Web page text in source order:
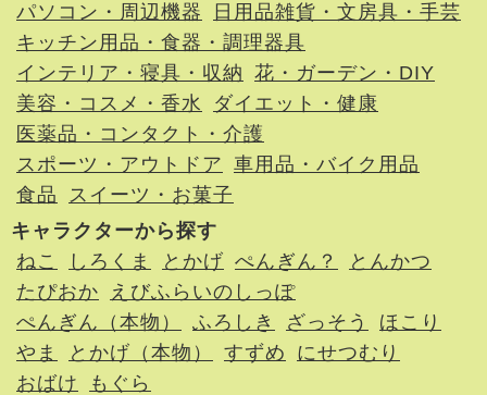
パソコン・周辺機器
日用品雑貨・文房具・手芸
キッチン用品・食器・調理器具
インテリア・寝具・収納 花・ガーデン・DIY
美容・コスメ・香水
ダイエット・健康
医薬品・コンタクト・介護
スポーツ・アウトドア 車用品・バイク用品
食品
スイーツ・お菓子
キャラクターから探す
ねこ
しろくま とかげ ぺんぎん？
とんかつ
たぴおか
えびふらいのしっぽ
ぺんぎん（本物）
ふろしき ざっそう
ほこり
やま
とかげ（本物） すずめ
にせつむり
おばけ
もぐら